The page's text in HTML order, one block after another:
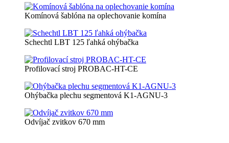
Komínová šablóna na oplechovanie komína
Schechtl LBT 125 ľahká ohýbačka
Profilovací stroj PROBAC-HT-CE
Ohýbačka plechu segmentová K1-AGNU-3
Odvíjač zvitkov 670 mm